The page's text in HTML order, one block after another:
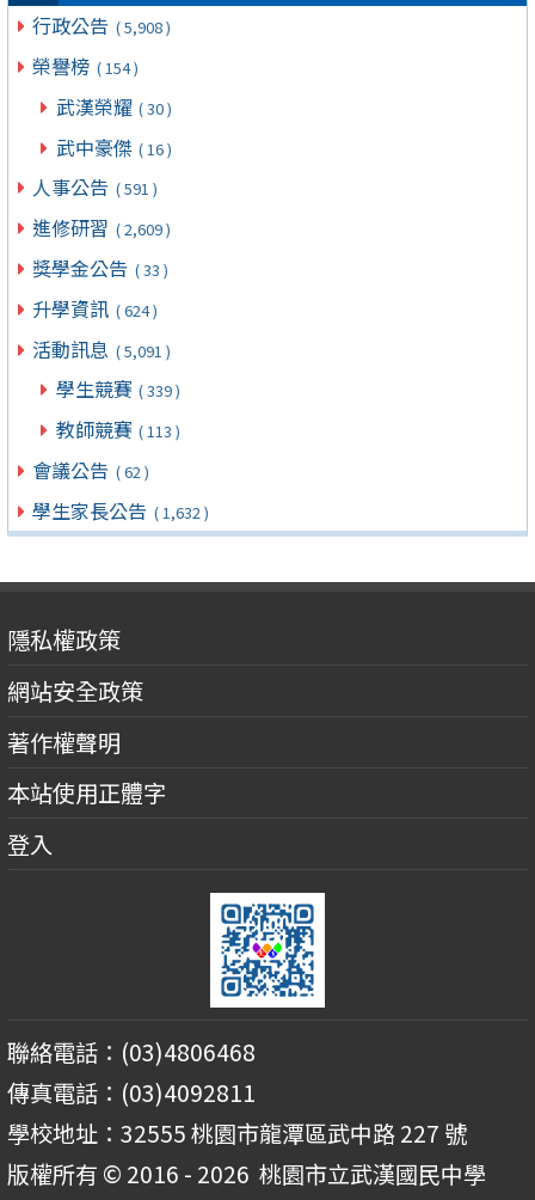
行政公告 ( 5,908 )
榮譽榜 ( 154 )
武漢榮耀 ( 30 )
武中豪傑 ( 16 )
人事公告 ( 591 )
進修研習 ( 2,609 )
獎學金公告 ( 33 )
升學資訊 ( 624 )
活動訊息 ( 5,091 )
學生競賽 ( 339 )
教師競賽 ( 113 )
會議公告 ( 62 )
學生家長公告 ( 1,632 )
隱私權政策
網站安全政策
著作權聲明
本站使用正體字
登入
聯絡電話：(03)4806468
傳真電話：(03)4092811
學校地址：32555 桃園市龍潭區武中路 227 號
版權所有 © 2016 - 2026 桃園市立武漢國民中學